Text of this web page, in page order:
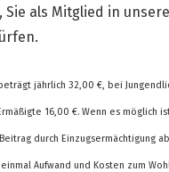
Sie als Mitglied in
jährlich 32,00 €, bei
16,00 €. Wenn es möglich
durch Einzugsermächtigung
Aufwand und Kosten zum